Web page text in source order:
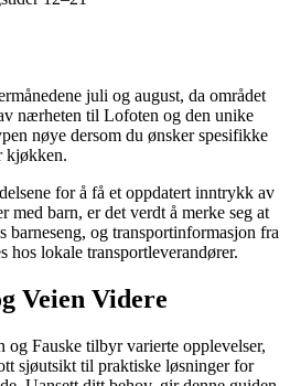
juli og august, da området
nærheten til Lofoten og den unike
nøye dersom du ønsker spesifikke
kjøkken.
for å få et oppdatert inntrykk av
med barn, er det verdt å merke seg at
barneseng, og transportinformasjon fra
hos lokale transportleverandører.
Veien Videre
Fauske tilbyr varierte opplevelser,
sjøutsikt til praktiske løsninger for